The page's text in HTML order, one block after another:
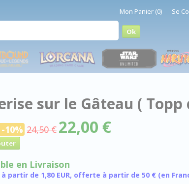
Mon Panier (0) Se
sur le Gâteau (
10% 24,50 €22,00 €
en Livraison
partir de 1,80 EUR, offerte à partir de 50 € (en